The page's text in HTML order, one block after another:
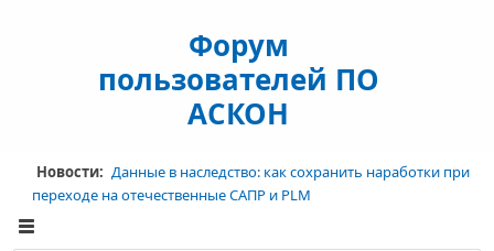
Форум
пользователей ПО
АСКОН
Новости: Данные в наследство: как сохранить наработки при
переходе на отечественные САПР и PLM